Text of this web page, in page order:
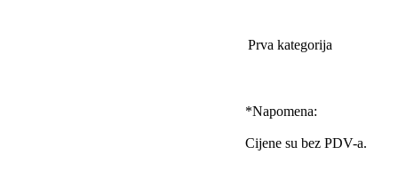
Prva kategorija
*Napomena:
Cijene su bez PDV-a.